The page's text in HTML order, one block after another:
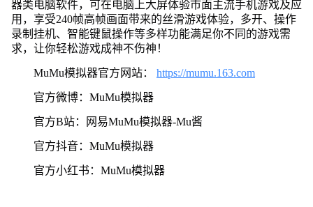
器类电脑软件，可在电脑上大屏体验市面主流手机游戏及应
用，享受240帧高帧画面带来的丝滑游戏体验，多开、操作
录制挂机、智能键鼠操作等多样功能满足你不同的游戏需
求，让你轻松游戏成神不伤神！
MuMu模拟器官方网站： https://mumu.163.com
官方微博：MuMu模拟器
官方B站：网易MuMu模拟器-Mu酱
官方抖音：MuMu模拟器
官方小红书：MuMu模拟器